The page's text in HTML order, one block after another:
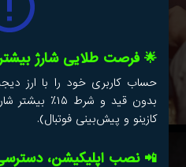
🌟 فرصت طلایی شارژ
حساب کاربری خود را با ارز
بدون قید و شرط
کازینو و پیش‌بینی فوتبال).
📲 نصب اپلیکیشن،